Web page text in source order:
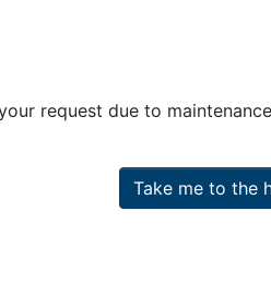
request due to
Take me to the